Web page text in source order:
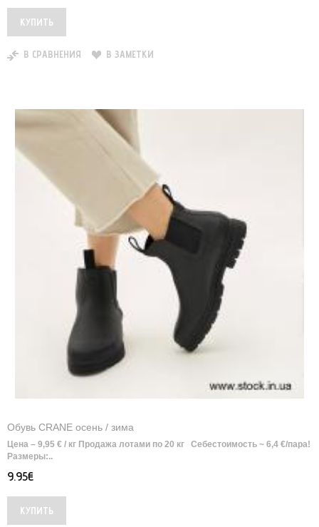
В СРАВНЕНИЯ В ЗАМЕТКИ
Обувь CRANE осень / зима
Цена – 9,95 € / кг Продажа лотами по 20 кг Себестоимость ~ 6,4 €/пара!
Размеры:..
9.95€